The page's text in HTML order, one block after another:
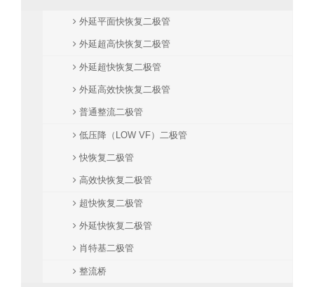
外延平面快恢复二极管
外延超高快恢复二极管
外延超快恢复二极管
外延高效快恢复二极管
普通整流二极管
低压降（LOW VF）二极管
快恢复二极管
高效快恢复二极管
超快恢复二极管
外延快恢复二极管
肖特基二极管
整流桥